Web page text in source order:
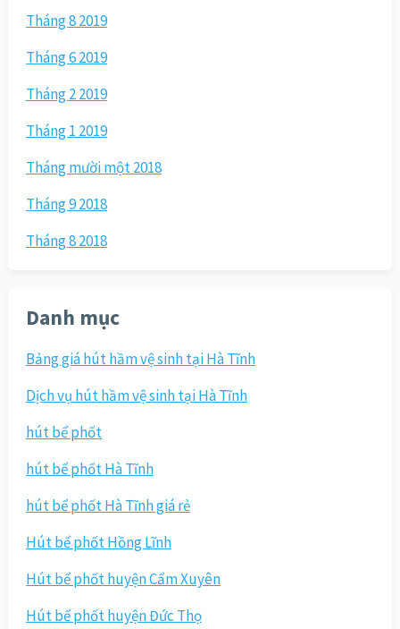
Tháng 8 2019
Tháng 6 2019
Tháng 2 2019
Tháng 1 2019
Tháng mười một 2018
Tháng 9 2018
Tháng 8 2018
Danh mục
Bảng giá hút hầm vệ sinh tại Hà Tĩnh
Dịch vụ hút hầm vệ sinh tại Hà Tĩnh
hút bể phốt
hút bể phốt Hà Tĩnh
hút bể phốt Hà Tĩnh giá rẻ
Hút bể phốt Hồng Lĩnh
Hút bể phốt huyện Cẩm Xuyên
Hút bể phốt huyện Đức Thọ